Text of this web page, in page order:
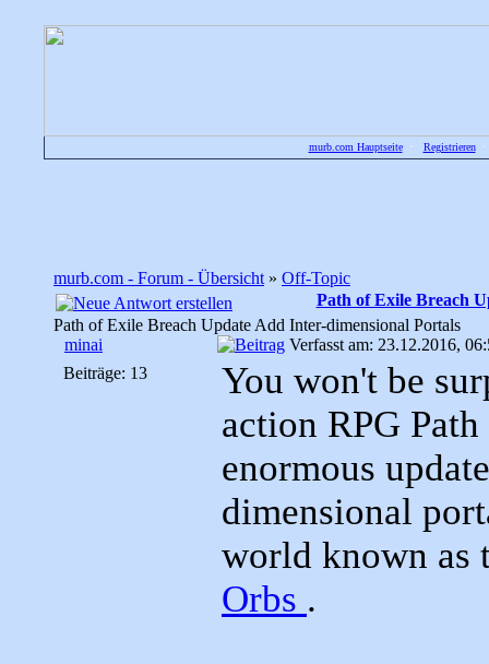
murb.com Hauptseite• Registrieren
murb.com - Forum - Übersicht » Off-Topic
Path of Exile Breach
Path of Exile Breach Update Add Inter-dimensional Portals
minai
Beiträge: 13
Verfasst am: 23.12.2016,
You won't be
action RPG
enormous
dimensional
world known as
Orbs .